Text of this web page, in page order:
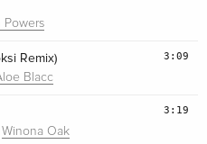
Powers
Remix)
Blacc
3:09
Winona Oak
3:19